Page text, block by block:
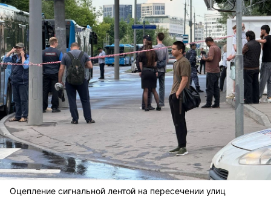
Оцепление сигнальной лентой на пересечении улиц